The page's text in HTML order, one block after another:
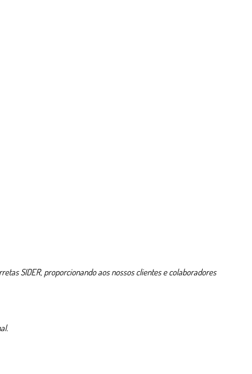
SIDER, proporcionando aos nossos clientes e colaboradores